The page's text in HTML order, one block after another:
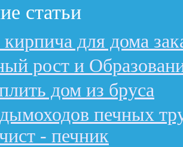
статьи
для дома
рост и
дом из бруса
печных
- печник